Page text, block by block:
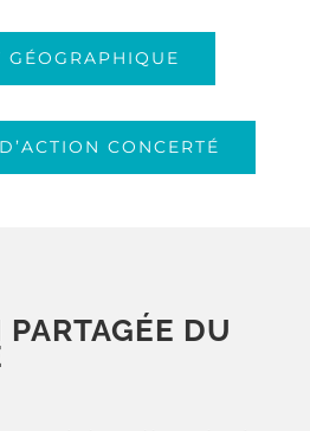
CONCERTÉ
DU